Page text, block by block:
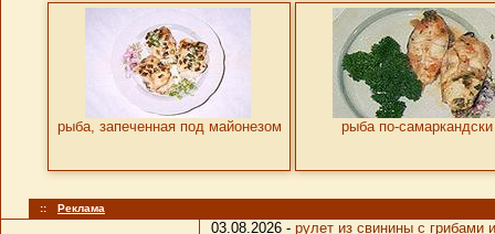
рыба, запеченная под майонезом рыба по-самаркандски
:: Реклама
03.08.2026 - рулет из свинины с